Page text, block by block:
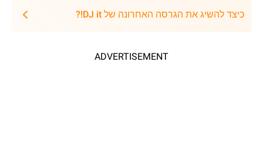
כיצד להשיג את הגרסה האחרונה של DJ it!?
ADVERTISEMENT